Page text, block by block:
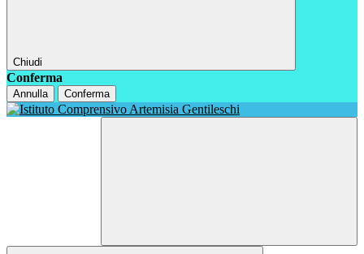
Chiudi
Conferma
Annulla Conferma